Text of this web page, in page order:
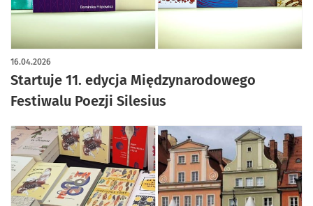
Startuje 11. edycja Międzynarodowego
Festiwalu Poezji Silesius
16.04.2026